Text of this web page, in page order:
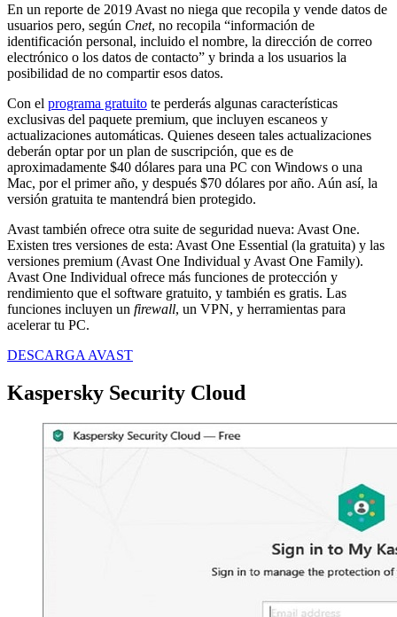
En un reporte de 2019 Avast no niega que recopila y vende datos de
usuarios pero, según Cnet, no recopila “información de
identificación personal, incluido el nombre, la dirección de correo
electrónico o los datos de contacto” y brinda a los usuarios la
posibilidad de no compartir esos datos.
Con el programa gratuito te perderás algunas características
exclusivas del paquete premium, que incluyen escaneos y
actualizaciones automáticas. Quienes deseen tales actualizaciones
deberán optar por un plan de suscripción, que es de
aproximadamente $40 dólares para una PC con Windows o una
Mac, por el primer año, y después $70 dólares por año. Aún así, la
versión gratuita te mantendrá bien protegido.
Avast también ofrece otra suite de seguridad nueva: Avast One.
Existen tres versiones de esta: Avast One Essential (la gratuita) y las
versiones premium (Avast One Individual y Avast One Family).
Avast One Individual ofrece más funciones de protección y
rendimiento que el software gratuito, y también es gratis. Las
funciones incluyen un firewall, un VPN, y herramientas para
acelerar tu PC.
DESCARGA AVAST
Kaspersky Security Cloud